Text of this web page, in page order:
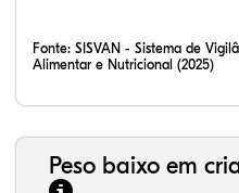
Fonte: SISVAN - Sistema de
Alimentar e Nutricional (2025)
Peso baixo em